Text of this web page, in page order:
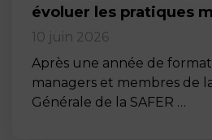
évoluer les pratiques
10 juin 2026
Après une année de
managers et membres de
Générale de la SAFER …